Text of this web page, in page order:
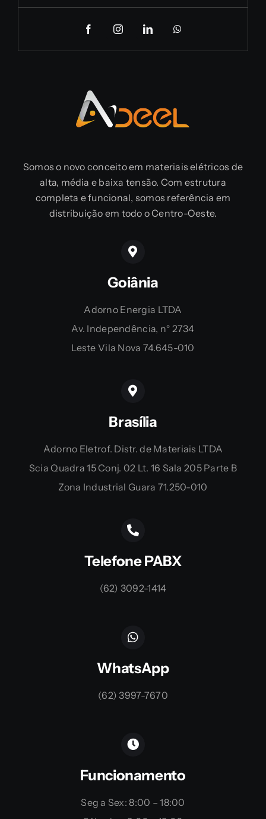
Somos o novo conceito em materiais elétricos de
alta, média e baixa tensão. Com estrutura
completa e funcional, somos referência em
distribuição em todo o Centro-Oeste.
Goiânia
Adorno Energia LTDA
Av. Independência, n° 2734
Leste Vila Nova 74.645-010
Brasília
Adorno Eletrof. Distr. de Materiais LTDA
Scia Quadra 15 Conj. 02 Lt. 16 Sala 205 Parte B
Zona Industrial Guara 71.250-010
Telefone PABX
(62) 3092-1414
WhatsApp
(62) 3997-7670
Funcionamento
Seg a Sex: 8:00 – 18:00